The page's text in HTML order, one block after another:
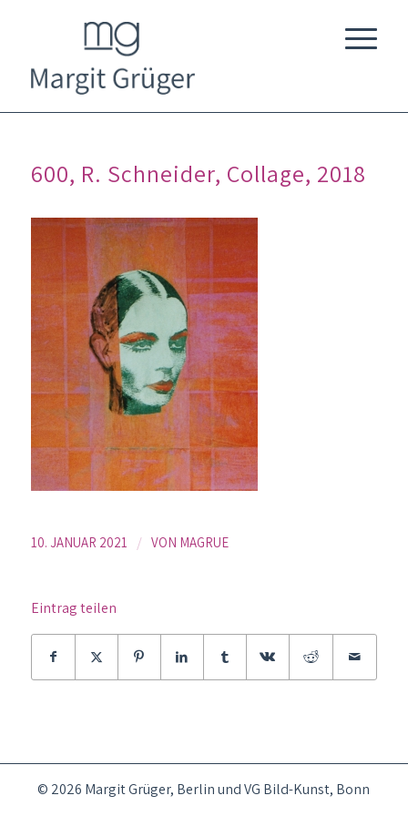
600, R. Schneider, Collage, 2018
10. JANUAR 2021 / VON MAGRUE
Eintrag teilen
© 2026 Margit Grüger, Berlin und VG Bild-Kunst, Bonn